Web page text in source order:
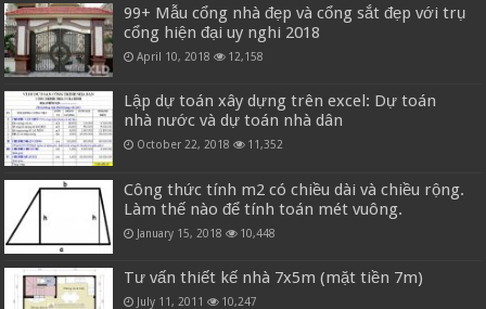
99+ Mẫu cổng nhà đẹp và cổng sắt đẹp với trụ
cổng hiện đại uy nghi 2018
April 10, 2018 12,158
Lập dự toán xây dựng trên excel: Dự toán
nhà nước và dự toán nhà dân
October 22, 2018 11,352
Công thức tính m2 có chiều dài và chiều rộng.
Làm thế nào để tính toán mét vuông.
January 15, 2018 10,448
Tư vấn thiết kế nhà 7x5m (mặt tiền 7m)
July 11, 2011 10,247